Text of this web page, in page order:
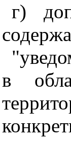
г)
в